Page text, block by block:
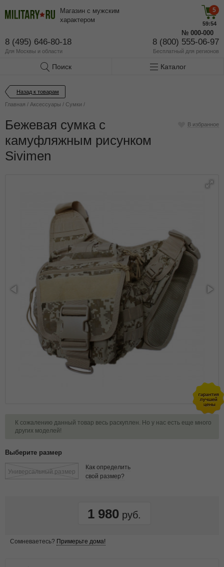
Магазин с мужским
характером
8 (495) 646-80-18
Для Москвы и области
8 (800) 555-06-97
Бесплатный для регионов
5
59:53
№ 000-000
Поиск Каталог
Назад к товарам
Главная / Аксессуары / Сумки /
Бежевая сумка с
камуфляжным рисунком
Sivimen
В избранное
К сожалению данный товар весь раскуплен. Но у нас есть еще много
других моделей!
Выберите размер
Универсальный размер
Как определить
свой размер?
1 980
Сомневаетесь? Примерьте дома!